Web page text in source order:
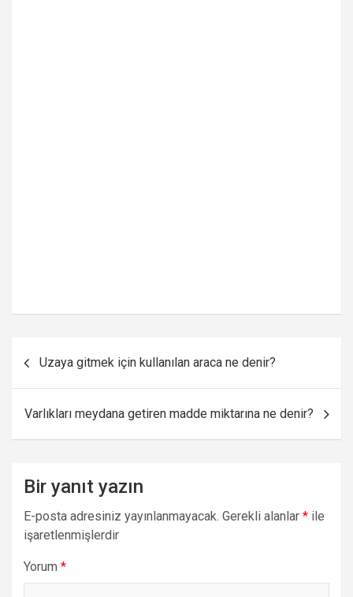
gezinmesi
Uzaya gitmek için kullanılan araca ne denir?
Varlıkları meydana getiren madde miktarına ne denir?
Bir yanıt yazın
E-posta adresiniz yayınlanmayacak. Gerekli alanlar * ile
işaretlenmişlerdir
Yorum *